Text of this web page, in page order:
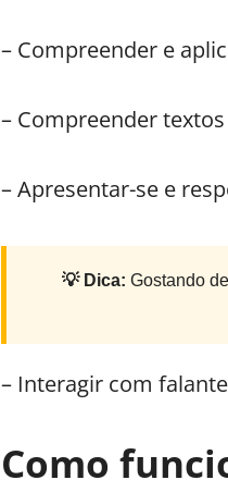
– Compreender e
– Compreender
– Apresentar-se e
💡 Dica: Gostando
– Interagir com
Como